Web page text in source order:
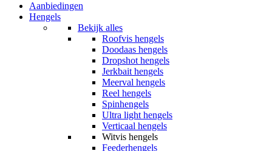
Aanbiedingen
Hengels
Bekijk alles
Roofvis hengels
Doodaas hengels
Dropshot hengels
Jerkbait hengels
Meerval hengels
Reel hengels
Spinhengels
Ultra light hengels
Verticaal hengels
Witvis hengels
Feederhengels